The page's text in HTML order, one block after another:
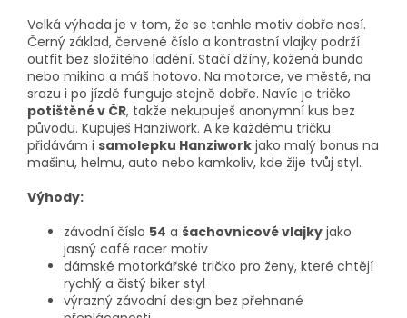
Velká výhoda je v tom, že se tenhle motiv dobře nosí.
Černý základ, červené číslo a kontrastní vlajky podrží
outfit bez složitého ladění. Stačí džíny, kožená bunda
nebo mikina a máš hotovo. Na motorce, ve městě, na
srazu i po jízdě funguje stejně dobře. Navíc je tričko
potištěné v ČR, takže nekupuješ anonymní kus bez
původu. Kupuješ Hanziwork. A ke každému tričku
přidávám i samolepku Hanziwork jako malý bonus na
mašinu, helmu, auto nebo kamkoliv, kde žije tvůj styl.
Výhody:
závodní číslo 54 a šachovnicové vlajky jako
jasný café racer motiv
dámské motorkářské tričko pro ženy, které chtějí
rychlý a čistý biker styl
výrazný závodní design bez přehnané